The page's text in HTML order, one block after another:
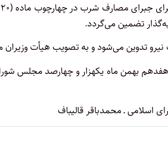
نیرو تدوین می‌شود و به تصویب هیأت
بهمن ماه یکهزار و چهارصد مجلس
ـ محمدباقر قالیباف